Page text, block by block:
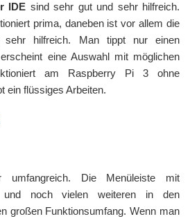
IDE sind sehr gut und sehr hilfreich.
prima, daneben ist vor allem die
sehr hilfreich. Man tippt nur einen
eine Auswahl mit möglichen
am Raspberry Pi 3 ohne
ein flüssiges Arbeiten.
umfangreich. Die Menüleiste mit
und noch vielen weiteren in den
großen Funktionsumfang. Wenn man